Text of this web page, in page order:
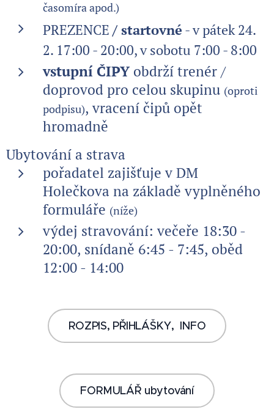
časomíra apod.)
PREZENCE / startovné - v pátek 24.
2. 17:00 - 20:00, v sobotu 7:00 - 8:00
vstupní ČIPY obdrží trenér /
doprovod pro celou skupinu (oproti
podpisu), vracení čipů opět
hromadně
Ubytování a strava
pořadatel zajišťuje v DM
Holečkova na základě vyplněného
formuláře (níže)
výdej stravování:večeře 18:30 -
20:00, snídaně 6:45 - 7:45, oběd
12:00 - 14:00
ROZPIS, PŘIHLÁŠKY, INFO
FORMULÁŘ ubytování